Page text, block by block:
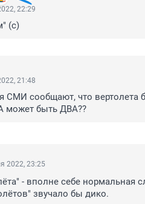
22:29
(с)
21:48
СМИ сообщают, что вертолета
может быть ДВА??
2022, 23:25
- вполне себе нормальная
звучало бы дико.